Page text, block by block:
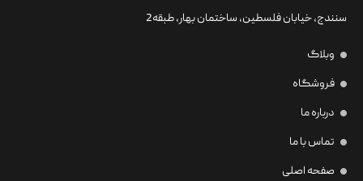
سنندج، خیابان فلسطین،‌ ساختمان بهار، طبقه2
وبلاگ
فروشگاه
درباره ما
تماس با ما
صفحه اصلی